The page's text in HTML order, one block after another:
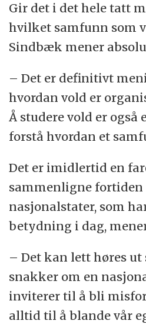
Gir det i det hele tatt
hvilket samfunn som
Sindbæk mener
– Det er definitivt
hvordan vold er
Å studere vold er
forstå hvordan et
Det er imidlertid en
sammenligne
nasjonalstater, som
betydning i dag,
– Det kan lett høres ut
snakker om en
inviterer til å bli
alltid til å blande vår